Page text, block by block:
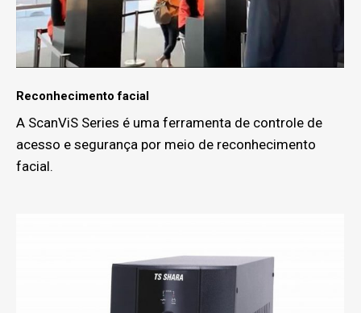
Reconhecimento facial
A ScanViS Series é uma ferramenta de controle de
acesso e segurança por meio de reconhecimento
facial.